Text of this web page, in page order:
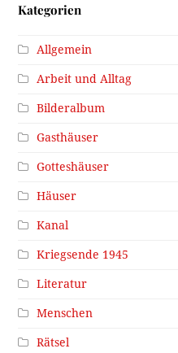
Kategorien
Allgemein
Arbeit und Alltag
Bilderalbum
Gasthäuser
Gotteshäuser
Häuser
Kanal
Kriegsende 1945
Literatur
Menschen
Rätsel